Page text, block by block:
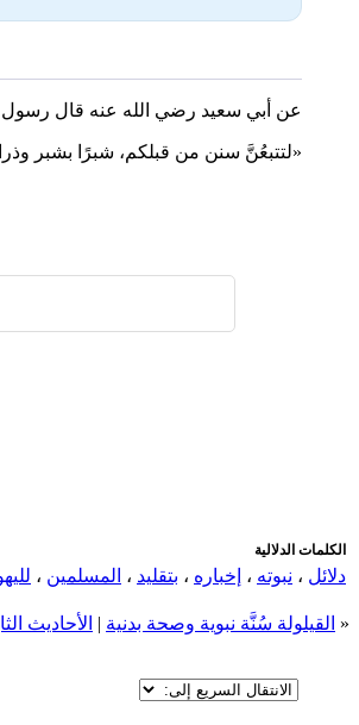
عن أبي سعيد رضي الله عنه قال رسول
«لتتبعُنَّ سنن من قبلكم، شبرًا بشبر
الكلمات الدلالية
دلائل ، نبوته ، إخباره ، بتقليد ، المسلمين ،
« القيلولة سُنَّة نبوية وصحة بدنية | الأحاديث